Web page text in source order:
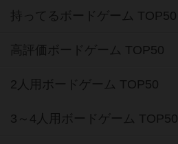
持ってるボードゲーム TOP50
高評価ボードゲーム TOP50
2人用ボードゲーム TOP50
3～4人用ボードゲーム TOP50